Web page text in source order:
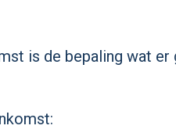
is de bepaling wat